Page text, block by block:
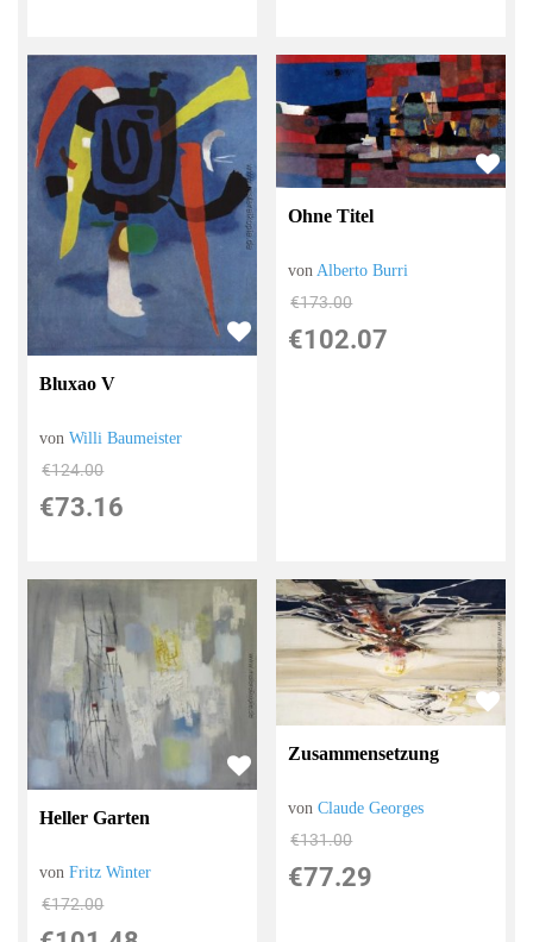
Bluxao V
vonWilli Baumeister
€124.00
€73.16
Ohne Titel
von Alberto Burri
€173.00
€102.07
Heller Garten
vonFritz Winter
€172.00
Zusammensetzung
vonClaude Georges
€131.00
€77.29